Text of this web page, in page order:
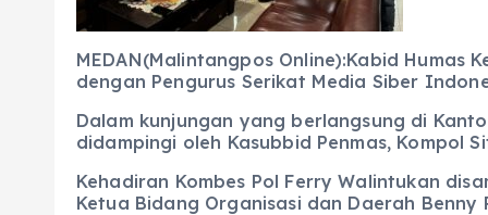
MEDAN(Malintangpos Online):Kabid Humas
dengan Pengurus Serikat Media Siber
Dalam kunjungan yang berlangsung di
didampingi oleh Kasubbid Penmas, Kompol
Kehadiran Kombes Pol Ferry Walintukan
Ketua Bidang Organisasi dan Daerah